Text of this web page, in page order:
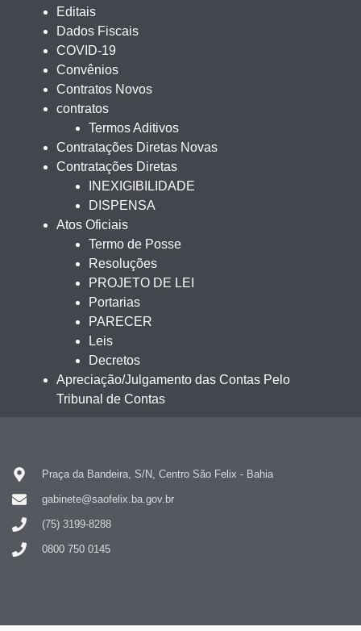
Editais
Dados Fiscais
COVID-19
Convênios
Contratos Novos
contratos
Termos Aditivos
Contratações Diretas Novas
Contratações Diretas
INEXIGIBILIDADE
DISPENSA
Atos Oficiais
Termo de Posse
Resoluções
PROJETO DE LEI
Portarias
PARECER
Leis
Decretos
Apreciação/Julgamento das Contas Pelo
Tribunal de Contas
Praça da Bandeira, S/N, Centro São Felix - Bahia
gabinete@saofelix.ba.gov.br
(75) 3199-8288
0800 750 0145